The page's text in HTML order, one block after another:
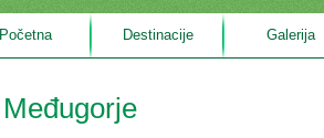
Početna Destinacije Galerija
Međugorje